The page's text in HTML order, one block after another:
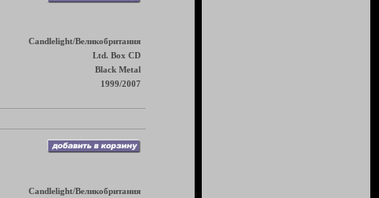
Candlelight/Великобритания
Ltd. Box CD
Black Metal
1999/2007
Candlelight/Великобритания